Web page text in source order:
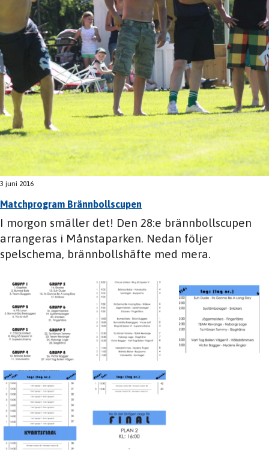
3 juni 2016
Matchprogram Brännbollscupen
I morgon smäller det! Den 28:e brännbollscupen
arrangeras i Månstaparken. Nedan följer
spelschema, brännbollshäfte med mera.